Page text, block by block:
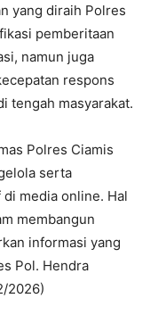
yang diraih Polres
pemberitaan
namun juga
respons
tengah masyarakat.
Polres Ciamis
serta
media online. Hal
membangun
informasi yang
Pol. Hendra
2026)